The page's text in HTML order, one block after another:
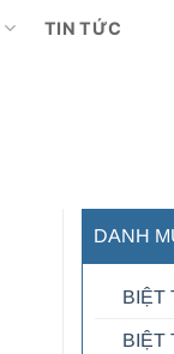
TIN TỨC
DANH
BIỆT
BIỆT